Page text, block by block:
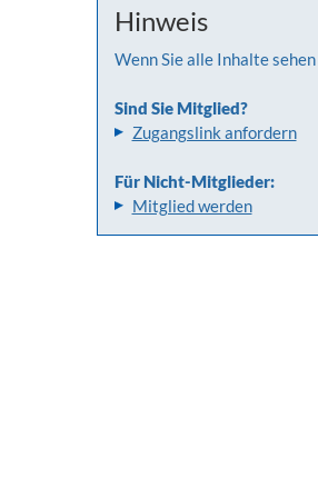
Hinweis
Wenn Sie alle Inhalte
Sind Sie Mitglied?
Zugangslink anfordern
Für Nicht-Mitglieder:
Mitglied werden